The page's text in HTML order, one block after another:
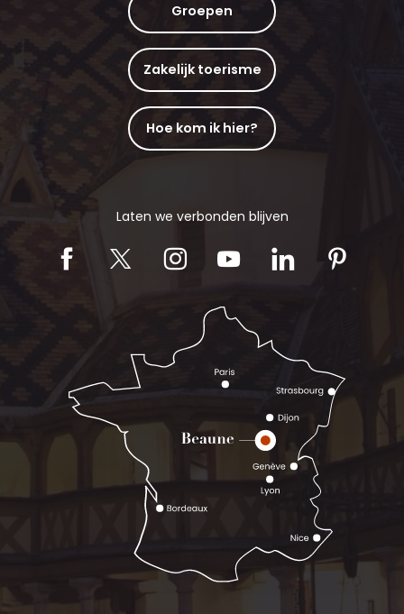
Groepen
Zakelijk toerisme
Hoe kom ik hier?
Laten we verbonden blijven